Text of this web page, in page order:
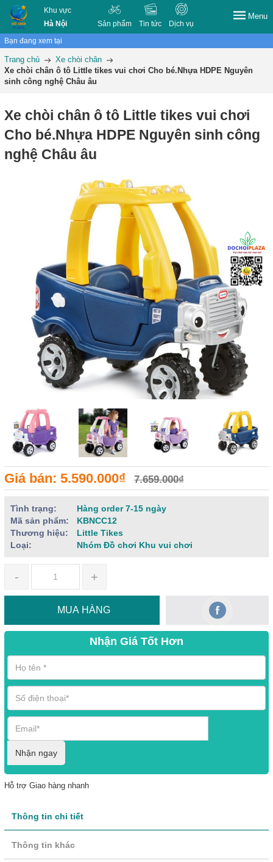
Khu vực
Hà Nội
Sản phẩm Tin tức Dịch vụ
Menu
Bạn đang xem tại
Trang chủ
Xe chòi chân
Xe chòi chân ô tô Little tikes vui chơi Cho bé.Nhựa HDPE Nguyên
sinh công nghệ Châu âu
Xe chòi chân ô tô Little tikes vui chơi
Cho bé.Nhựa HDPE Nguyên sinh công
nghệ Châu âu
Giá bán: 5.590.000₫ 7.659.000₫
Tình trạng:
Hàng order 7-15 ngày
Mã sản phẩm:
KBNCC12
Thương hiệu:
Little Tikes
Loại:
Nhóm Đồ chơi Khu vui chơi
- +
MUA HÀNG
Nhận Giá Tốt Hơn
Nhận ngay
Hỗ trợ Giao hàng nhanh
Thông tin chi tiết
Thông tin khác